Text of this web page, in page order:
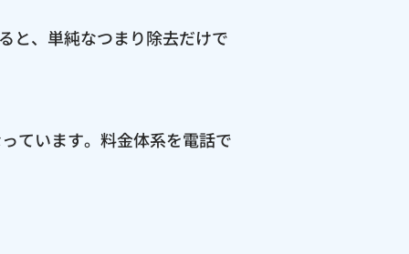
と、単純なつまり除去だけで
ています。料金体系を電話で